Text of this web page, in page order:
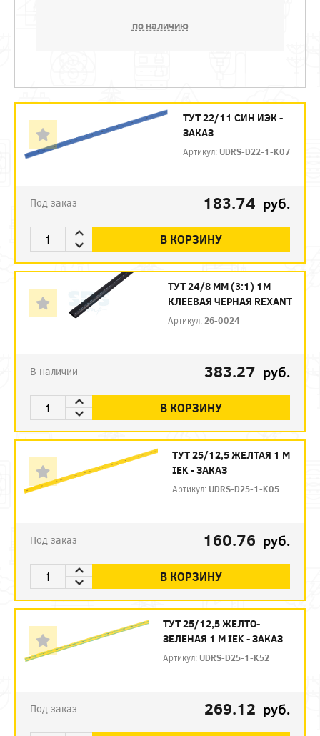
по наличию
ТУТ 22/11 СИН ИЭК -
ЗАКАЗ
Артикул: UDRS-D22-1-K07
Под заказ 183.74 руб.
В КОРЗИНУ
ТУТ 24/8 ММ (3:1) 1М
КЛЕЕВАЯ ЧЕРНАЯ REXANT
Артикул:26-0024
В наличии 383.27 руб.
В КОРЗИНУ
ТУТ 25/12,5 ЖЕЛТАЯ 1 М
IEK - ЗАКАЗ
Артикул: UDRS-D25-1-K05
Под заказ 160.76 руб.
В КОРЗИНУ
ТУТ 25/12,5 ЖЕЛТО-
ЗЕЛЕНАЯ 1 М IEK - ЗАКАЗ
Артикул: UDRS-D25-1-K52
Под заказ 269.12 руб.